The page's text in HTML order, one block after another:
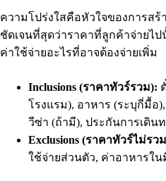
ความโปร่งใสคือหัวใจของการสร้
ชัดเจนที่สุดว่าราคาที่ลูกค้าจ่ายไ
ค่าใช้จ่ายอะไรที่อาจต้องจ่ายเพิ่ม
Inclusions (ราคาทัวร์รวม):
โรงแรม), อาหาร (ระบุกี่มื้อ
วีซ่า (ถ้ามี), ประกันการเดิน
Exclusions (ราคาทัวร์ไม่รว
ใช้จ่ายส่วนตัว, ค่าอาหารใน